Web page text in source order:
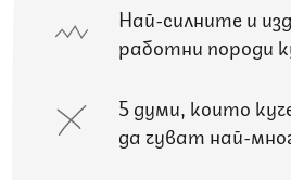
Най-силните и
работни породи
5 думи, които
да чуват най-